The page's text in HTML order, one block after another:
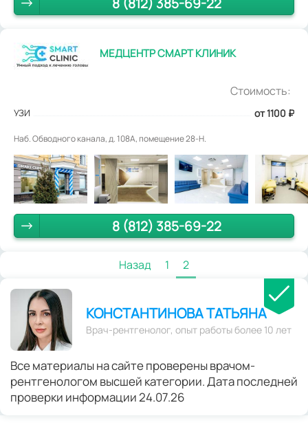
МЕДЦЕНТР СМАРТ КЛИНИК
Стоимость:
УЗИ от 1100 ₽
Наб. Обводного канала, д. 108А, помещение 28-Н.
8 (812) 385-69-22
Назад 1 2
КОНСТАНТИНОВА ТАТЬЯНА
Врач-рентгенолог, опыт работы более 10 лет
Все материалы на сайте проверены врачом-
рентгенологом высшей категории. Дата последней
проверки информации 24.07.26